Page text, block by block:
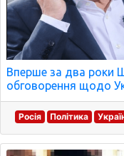
Вперше за два роки
обговорення щодо
Росія Політика